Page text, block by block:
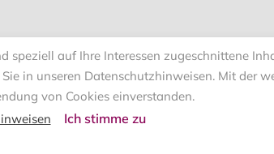
speziell auf Ihre Interessen zugeschnittene
in unseren Datenschutzhinweisen. Mit der
von Cookies einverstanden.
Ich stimme zu